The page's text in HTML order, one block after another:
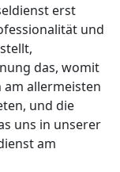
erst
und
das, womit
am allermeisten
und die
uns in unserer
am